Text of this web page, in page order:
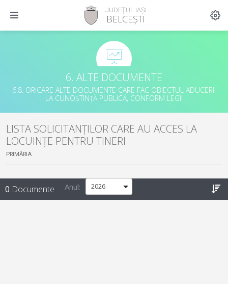
JUDEȚUL IAȘI
BELCEȘTI
6. ALTE DOCUMENTE
6.8. ORICARE ALTE DOCUMENTE CARE FAC OBIECTUL ADUCERII
LA CUNOȘTINȚĂ PUBLICĂ, CONFORM LEGII
LISTA SOLICITANȚILOR CARE AU ACCES LA
LOCUINȚE PENTRU TINERI
PRIMĂRIA
0 Documente Anul: